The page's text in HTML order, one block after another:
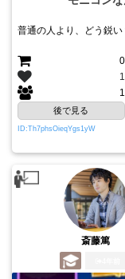
普通の人より、どう鋭い
0
1
1
後で見る
ID:Th7phsOieqYgs1yW
斎藤篤